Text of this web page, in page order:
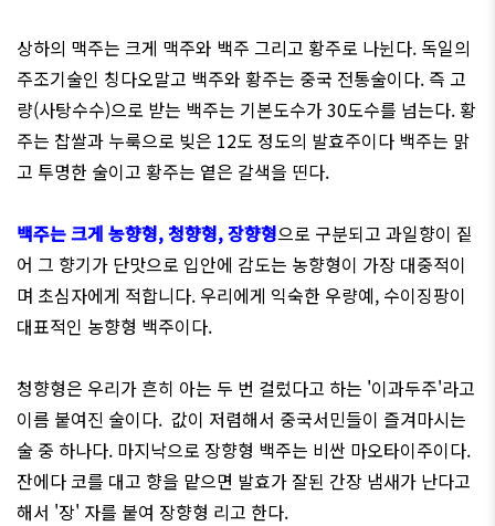
상하의 맥주는 크게 맥주와 백주 그리고 황주로 나뉜다. 독일의
주조기술인 칭다오말고 백주와 황주는 중국 전통술이다. 즉 고
량(사탕수수)으로 받는 백주는 기본도수가 30도수를 넘는다. 황
주는 찹쌀과 누룩으로 빚은 12도 정도의 발효주이다 백주는 맑
고 투명한 술이고 황주는 옅은 갈색을 띤다.
백주는 크게 농향형, 청향형, 장향형으로 구분되고 과일향이 짙
어 그 향기가 단맛으로 입안에 감도는 농향형이 가장 대중적이
며 초심자에게 적합니다. 우리에게 익숙한 우량예, 수이징팡이
대표적인 농향형 백주이다.
청향형은 우리가 흔히 아는 두 번 걸렀다고 하는 '이과두주'라고
이름 붙여진 술이다. 값이 저렴해서 중국서민들이 즐겨마시는
술 중 하나다. 마지낙으로 장향형 백주는 비싼 마오타이주이다.
잔에다 코를 대고 향을 맡으면 발효가 잘된 간장 냄새가 난다고
해서 '장' 자를 붙여 장향형 리고 한다.